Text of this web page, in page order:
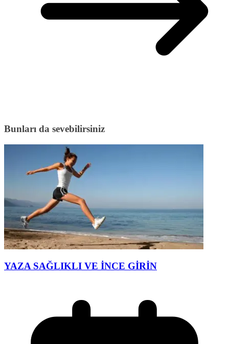
Bunları da sevebilirsiniz
YAZA SAĞLIKLI VE İNCE GİRİN